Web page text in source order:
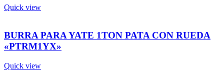
Quick view
BURRA PARA YATE 1TON PATA CON RUEDA
«PTRM1YX»
Quick view